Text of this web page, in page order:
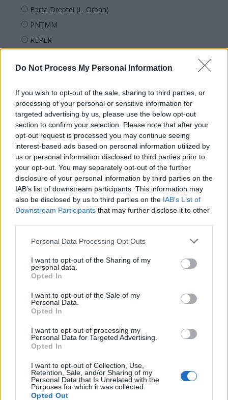
Do Not Process My Personal Information
If you wish to opt-out of the sale, sharing to third parties, or
processing of your personal or sensitive information for
targeted advertising by us, please use the below opt-out
section to confirm your selection. Please note that after your
opt-out request is processed you may continue seeing
interest-based ads based on personal information utilized by
us or personal information disclosed to third parties prior to
your opt-out. You may separately opt-out of the further
disclosure of your personal information by third parties on the
IAB’s list of downstream participants. This information may
also be disclosed by us to third parties on the IAB’s List of
Downstream Participants that may further disclose it to other
Personal Data Processing Opt Outs
I want to opt-out of the Sharing of my
personal data.
Opted In
I want to opt-out of the Sale of my
Personal Data.
Opted In
I want to opt-out of processing my
Personal Data for Targeted Advertising.
Opted In
I want to opt-out of Collection, Use,
Retention, Sale, and/or Sharing of my
Personal Data that Is Unrelated with the
Purposes for which it was collected.
Opted Out
Forța Dreptei (L. Orban)
PNȚMM
REPER
SOS (Șoșoacă)
PACE (Peia)
Acțiunea Conservatoare (Târziu)
PDF (Lazarus)
PUSL (D. Voiculescu)
PNȚCD (Pavelescu)
PNCR (Terheș)
Partidul Patrioților (Surugiu)
FAR (Coarnă)
România pe Primul Loc (Ponta)
Altul
Arhiva sondajelor